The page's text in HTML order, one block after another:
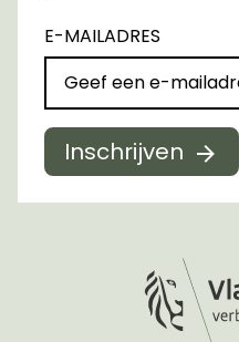
E-MAILADRES
Inschrijven